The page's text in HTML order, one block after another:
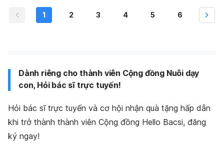
1 2 3 4 5 6
Dành riêng cho thành viên Cộng đồng Nuôi dạy
con, Hỏi bác sĩ trực tuyến!
Hỏi bác sĩ trực tuyến và cơ hội nhận quà tặng hấp dẫn
khi trở thành thành viên Cộng đồng Hello Bacsi, đăng
ký ngay!